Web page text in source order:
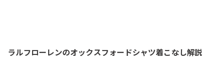
ラルフローレンのオックスフォードシャツ着こなし解説